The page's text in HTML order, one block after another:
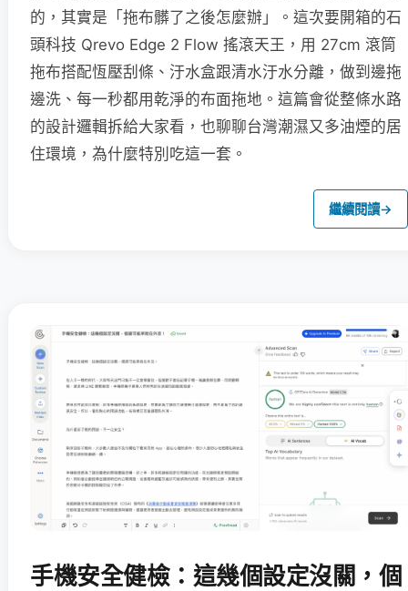
的，其實是「拖布髒了之後怎麼辦」。這次要開箱的石
頭科技 Qrevo Edge 2 Flow 搖滾天王，用 27cm 滾筒
拖布搭配恆壓刮條、汙水盒跟清水汙水分離，做到邊拖
邊洗、每一秒都用乾淨的布面拖地。這篇會從整條水路
的設計邏輯拆給大家看，也聊聊台灣潮濕又多油煙的居
住環境，為什麼特別吃這一套。
繼續閱讀→
手機安全健檢：這幾個設定沒關，個